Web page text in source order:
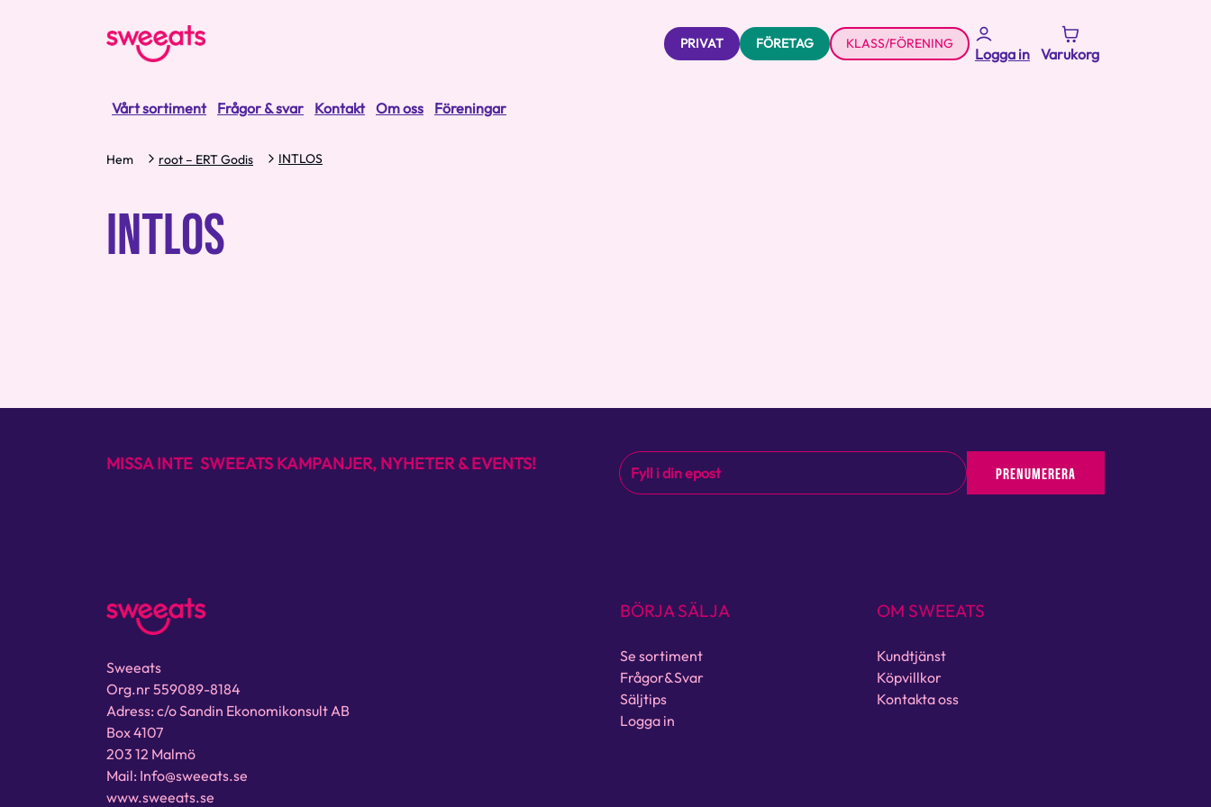
PRIVAT FÖRETAG KLASS/FÖRENING
Logga in Varukorg
Vårt sortiment Frågor & svar Kontakt Om oss Föreningar
Hem root – ERT Godis INTLOS
INTLOS
MISSA INTE SWEEATS KAMPANJER, NYHETER & EVENTS! PRENUMERERA
Sweeats
Org.nr 559089-8184
Adress: c/o Sandin Ekonomikonsult AB
Box 4107
203 12 Malmö
Mail: Info@sweeats.se
www.sweeats.se
BÖRJA SÄLJA
Se sortiment
Frågor&Svar
Säljtips
Logga in
OM SWEEATS
Kundtjänst
Köpvillkor
Kontakta oss